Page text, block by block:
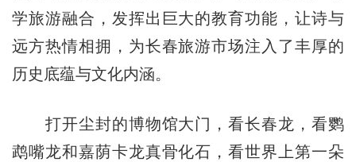
学旅游融合，发挥出巨大的教育功能，让诗与
远方热情相拥，为长春旅游市场注入了丰厚的
历史底蕴与文化内涵。
打开尘封的博物馆大门，看长春龙，看鹦
鹉嘴龙和嘉荫卡龙真骨化石，看世界上第一朵